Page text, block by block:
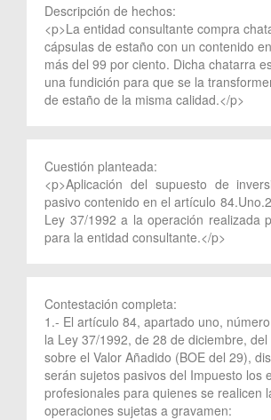
Descripción de hechos:
<p>La entidad consultante compra
cápsulas de estaño con un contenido
más del 99 por ciento. Dicha chatarra
una fundición para que se la
de estaño de la misma calidad.</p>
Cuestión planteada:
<p>Aplicación del supuesto de
pasivo contenido en el artículo
Ley 37/1992 a la operación realizada
para la entidad consultante.</p>
Contestación completa:
1.- El artículo 84, apartado uno,
la Ley 37/1992, de 28 de diciembre,
sobre el Valor Añadido (BOE del 29),
serán sujetos pasivos del Impuesto los
profesionales para quienes se realicen
operaciones sujetas a gravamen: